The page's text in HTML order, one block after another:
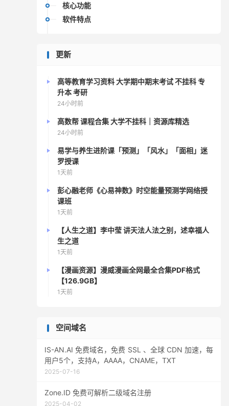
核心功能
软件特点
更新
高等教育学习资料 大学期中期末考试 不挂科 专
升本 考研
24小时前
高数帮 课程合集 大学不挂科｜资源库精选
24小时前
易学与养生进阶课「预测」「风水」「面相」迷
罗授课
1天前
彭心融老师《心易神数》时空能量预测学网络授
课班
1天前
【人生之道】李中莹 讲天法人法之别，述幸福人
生之道
1天前
【漫画资源】漫威漫画全网最全合集PDF格式
【126.9GB】
1天前
空间域名
IS-AN.AI 免费域名，免费 SSL 、全球 CDN 加速，每
用户5个，支持A，AAAA，CNAME，TXT
2025-07-16
Zone.ID 免费可解析二级域名注册
2025-04-02